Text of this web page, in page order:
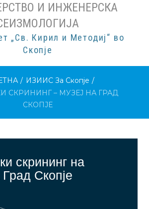
И ИНЖЕНЕРСКА
„Св. Кирил и Методиј“ во
Скопје
/ ИЗИИС За Скопје /
СКРИНИНГ – МУЗЕЈ НА ГРАД
СКОПЈЕ
скрининг на
Скопје